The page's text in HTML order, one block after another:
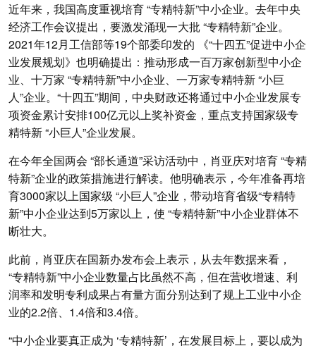
近年来，我国高度重视培育 “专精特新”中小企业。去年中央
经济工作会议提出，要激发涌现一大批 “专精特新”企业。
2021年12月工信部等19个部委印发的 《“十四五”促进中小企
业发展规划》也明确提出：推动形成一百万家创新型中小企
业、十万家 “专精特新”中小企业、一万家专精特新 “小巨
人”企业。“十四五”期间，中央财政还将通过中小企业发展专
项资金累计安排100亿元以上奖补资金，重点支持国家级专
精特新 “小巨人”企业发展。
在今年全国两会 “部长通道”采访活动中，肖亚庆对培育 “专精
特新”企业的政策措施进行解读。他明确表示，今年准备再培
育3000家以上国家级 “小巨人”企业，带动培育省级“专精特
新”中小企业达到5万家以上，使 “专精特新”中小企业群体不
断壮大。
此前，肖亚庆在国新办发布会上表示，从去年数据来看，
“专精特新”中小企业数量占比虽然不高，但在营收增速、利
润率和发明专利成果占有量方面分别达到了规上工业中小企
业的2.2倍、1.4倍和3.4倍。
“中小企业要真正成为 ‘专精特新’，在发展目标上，要以成为